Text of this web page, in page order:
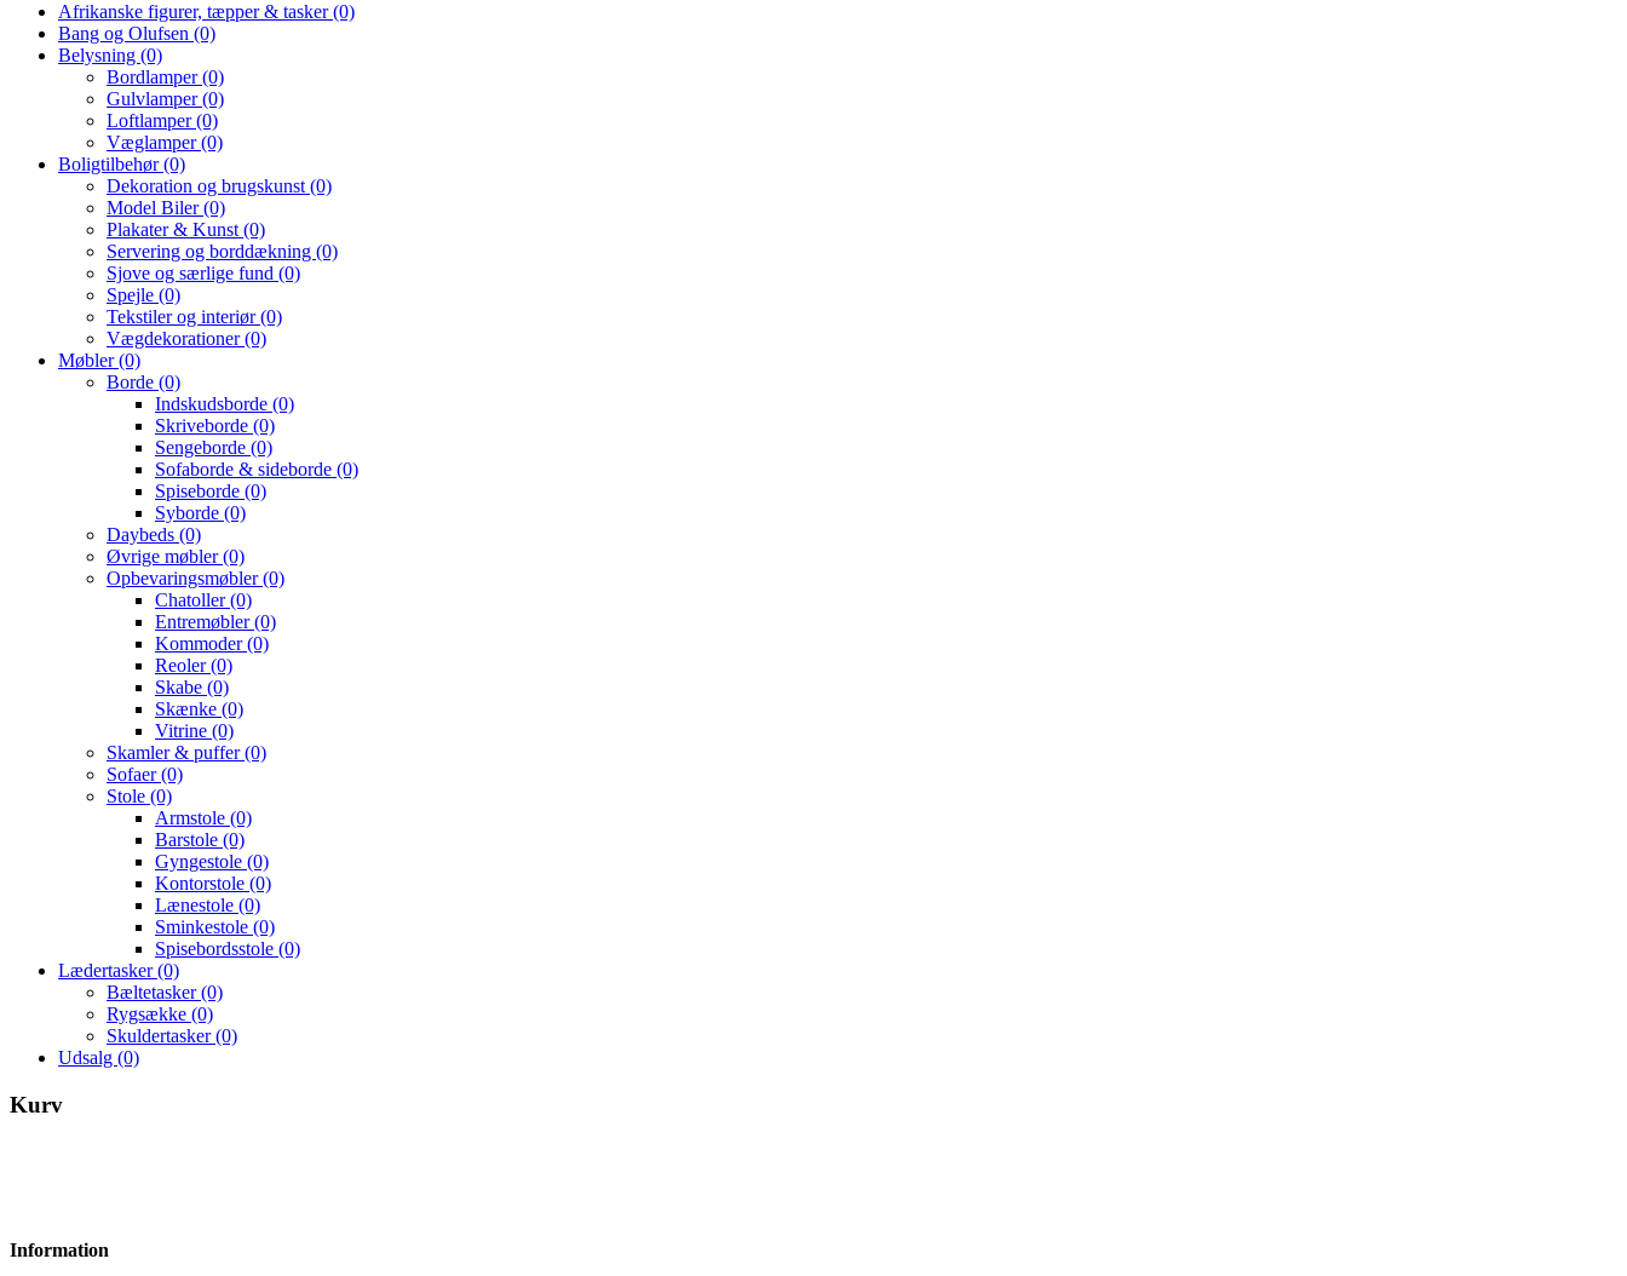
Afrikanske figurer, tæpper & tasker(0)
Bang og Olufsen (0)
Belysning (0)
Bordlamper(0)
Gulvlamper(0)
Loftlamper(0)
Væglamper(0)
Boligtilbehør(0)
Dekoration og brugskunst (0)
Model Biler(0)
Plakater & Kunst (0)
Servering og borddækning (0)
Sjove og særlige fund (0)
Spejle (0)
Tekstiler og interiør(0)
Vægdekorationer(0)
Møbler(0)
Borde (0)
Indskudsborde (0)
Skriveborde (0)
Sengeborde (0)
Sofaborde & sideborde (0)
Spiseborde (0)
Syborde (0)
Daybeds (0)
Øvrige møbler(0)
Opbevaringsmøbler(0)
Chatoller(0)
Entremøbler(0)
Kommoder(0)
Reoler(0)
Skabe (0)
Skænke (0)
Vitrine (0)
Skamler & puffer(0)
Sofaer(0)
Stole (0)
Armstole (0)
Barstole (0)
Gyngestole (0)
Kontorstole (0)
Lænestole (0)
Sminkestole (0)
Spisebordsstole (0)
Lædertasker(0)
Bæltetasker(0)
Rygsække (0)
Skuldertasker(0)
Udsalg (0)
Kurv
Information